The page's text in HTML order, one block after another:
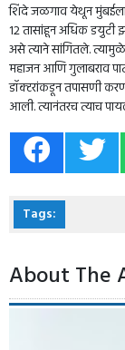
शिंदे जळगाव येथून मुंबईला
12 तासांहून अधिक डय़ुटी
असे त्याने सांगितले.
महाजन आणि गुलाबराव
डॉक्टरांकडून तपासणी
आली. त्यानंतरच त्याच
Tags:
About The